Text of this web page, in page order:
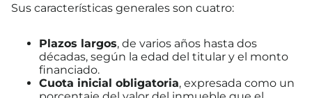
Sus características generales son cuatro:
Plazos largos, de varios años hasta dos
décadas, según la edad del titular y el monto
financiado.
Cuota inicial obligatoria, expresada como un